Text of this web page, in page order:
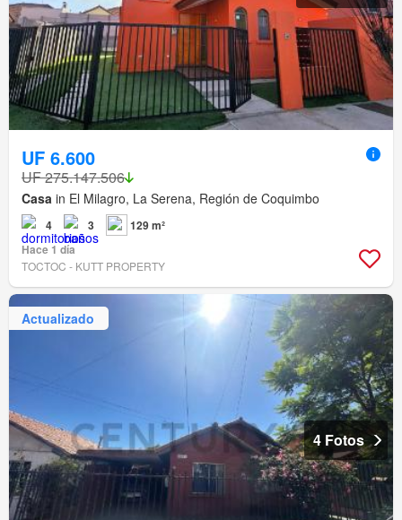
UF 6.600
UF 275.147.506
Casa in El Milagro, La Serena, Región de Coquimbo
4 3
129 m²
Hace 1 día
TOCTOC - KUTT PROPERTY
Actualizado
4 Fotos